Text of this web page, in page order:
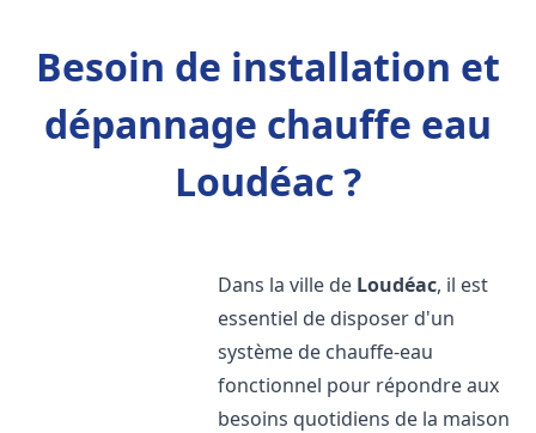
Besoin de installation et
dépannage chauffe eau
Loudéac ?
Dans la ville de Loudéac, il est
essentiel de disposer d'un
système de chauffe-eau
fonctionnel pour répondre aux
besoins quotidiens de la maison